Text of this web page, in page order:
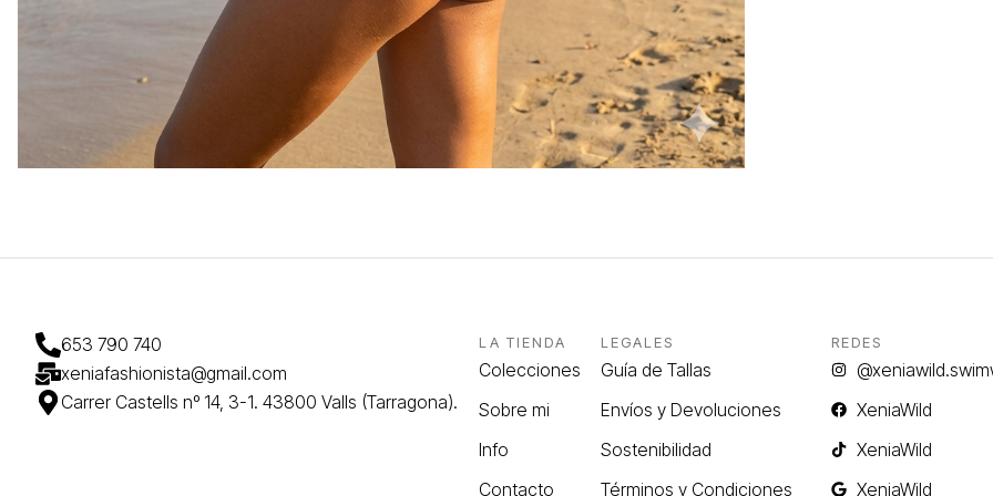
653 790 740
xeniafashionista@gmail.com
Carrer Castells nº 14, 3-1. 43800 Valls (Tarragona).
LA TIENDA
Colecciones
Sobre mi
Info
Contacto
LEGALES
Guía de Tallas
Envíos y Devoluciones
Sostenibilidad
Términos y Condiciones
REDES
XeniaWild
XeniaWild
XeniaWild